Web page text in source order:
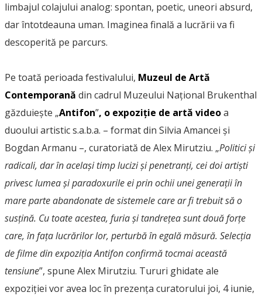
limbajul colajului analog: spontan, poetic, uneori absurd,
dar întotdeauna uman. Imaginea finală a lucrării va fi
descoperită pe parcurs.
Pe toată perioada festivalului, Muzeul de Artă
Contemporană din cadrul Muzeului Național Brukenthal
găzduiește „Antifon”, o expoziție de artă videoa
duoului artistic s.a.b.a. – format din Silvia Amancei și
Bogdan Armanu –, curatoriată de Alex Mirutziu. „Politici și
radicali, dar în același timp lucizi și penetranți, cei doi artiști
privesc lumea și paradoxurile ei prin ochii unei generații în
mare parte abandonate de sistemele care ar fi trebuit să o
susțină. Cu toate acestea, furia și tandrețea sunt două forțe
care, în fața lucrărilor lor, perturbă în egală măsură. Selecția
de filme din expoziția Antifon confirmă tocmai această
tensiune”, spune Alex Mirutziu. Tururi ghidate ale
expoziției vor avea loc în prezența curatorului joi, 4 iunie,